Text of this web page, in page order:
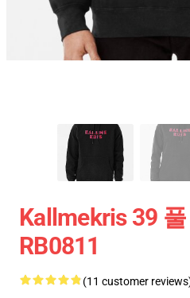
Kallmekris 39
RB0811
(11 customer